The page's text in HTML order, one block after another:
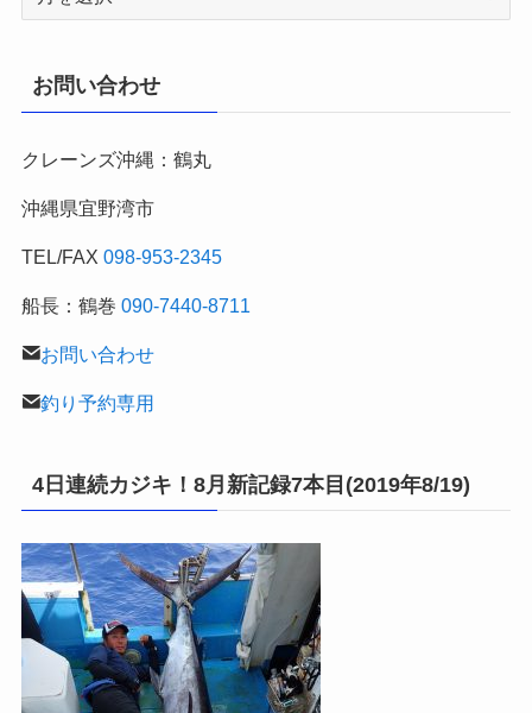
月
別
釣
記
お問い合わせ
クレーンズ沖縄：鶴丸
沖縄県宜野湾市
TEL/FAX 098-953-2345
船長：鶴巻 090-7440-8711
お問い合わせ
釣り予約専用
4日連続カジキ！8月新記録7本目(2019年8/19)